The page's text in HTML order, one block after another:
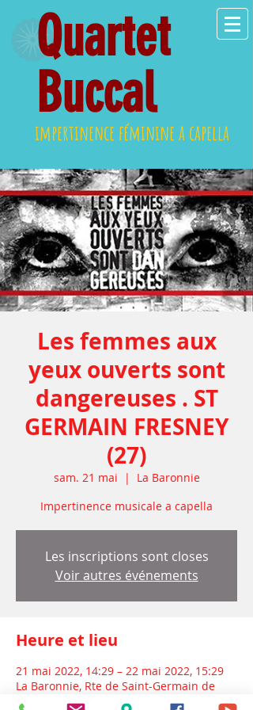
Quartet
Buccal
impertinence féminine a capella
Les femmes aux
yeux ouverts sont
dangereuses . ST
GERMAIN FRESNEY
(27)
sam. 21 mai
  |
La Baronnie
Impertinence musicale a capella
Les inscriptions sont closes
Voir autres événements
Heure et lieu
21 mai 2022, 14:29 – 22 mai 2022, 15:29
La Baronnie, Rte de Saint-Germain de
Fresney, 27220 La Baronnie, France